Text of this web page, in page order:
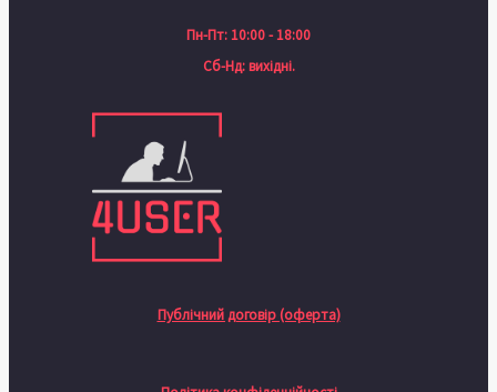
Пн-Пт: 10:00 - 18:00
Сб-Нд: вихідні.
Публічний договір (оферта)